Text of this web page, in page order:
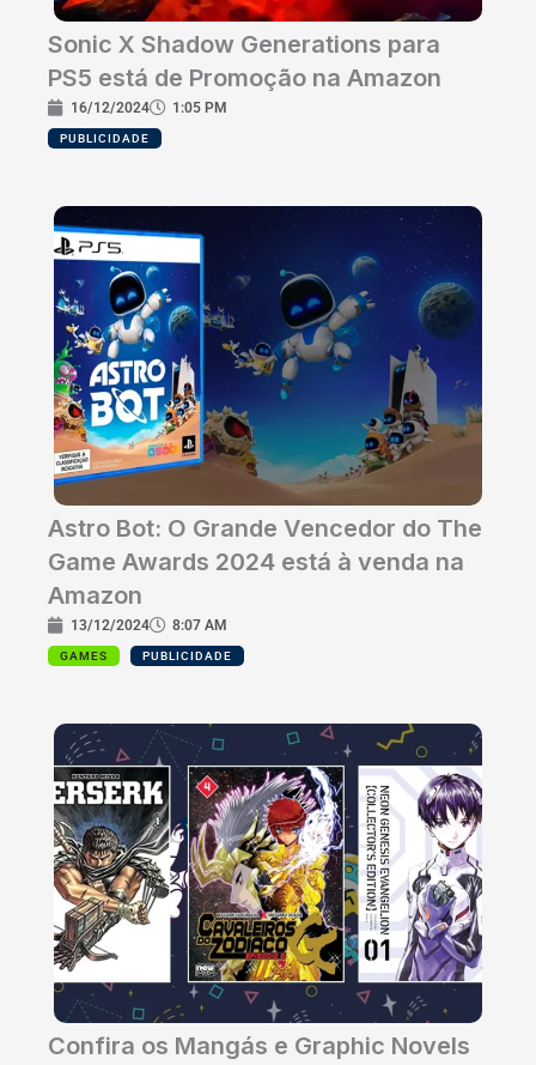
Sonic X Shadow Generations para
PS5 está de Promoção na Amazon
16/12/2024 1:05 PM
PUBLICIDADE
Astro Bot: O Grande Vencedor do The
Game Awards 2024 está à venda na
Amazon
13/12/2024 8:07 AM
GAMES PUBLICIDADE
Confira os Mangás e Graphic Novels